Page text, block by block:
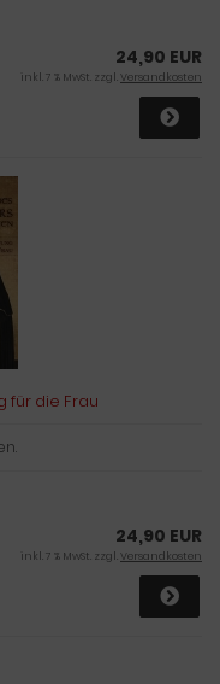
24,90 EUR
inkl. 7 % MwSt. zzgl.Versandkosten
für die Frau
24,90 EUR
inkl. 7 % MwSt. zzgl.Versandkosten